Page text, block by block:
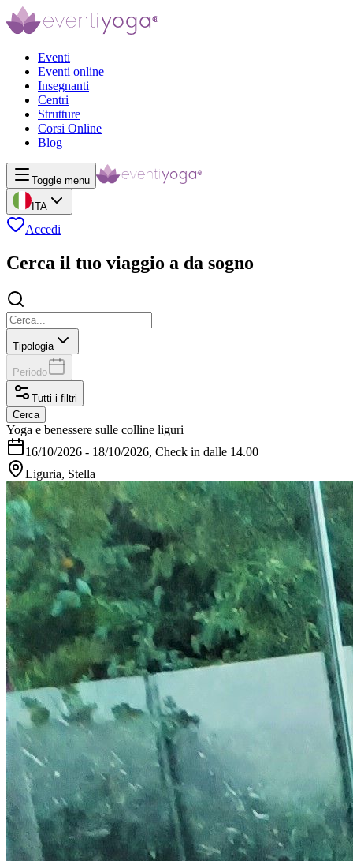
Eventi
Eventi online
Insegnanti
Centri
Strutture
Corsi Online
Blog
Toggle menu
ITA
Accedi
Cerca il tuo viaggio a da sogno
Tipologia
Periodo
Tutti i filtri
Cerca
Yoga e benessere sulle colline liguri
16/10/2026 - 18/10/2026, Check in dalle 14.00
Liguria, Stella